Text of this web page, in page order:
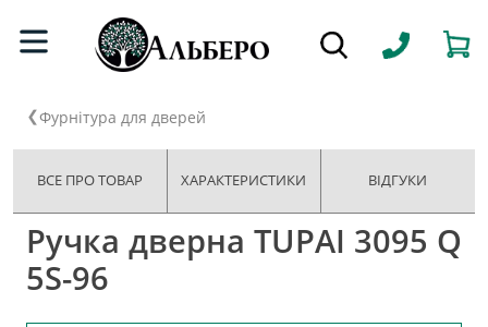
Фурнітура для дверей
ВСЕ ПРО ТОВАР ХАРАКТЕРИСТИКИ ВІДГУКИ
Ручка дверна TUPAI 3095 Q
5S-96